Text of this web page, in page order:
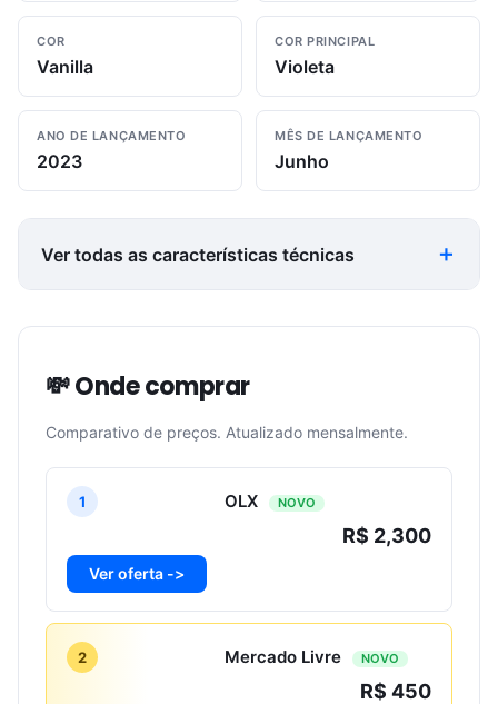
COR
Vanilla
COR PRINCIPAL
Violeta
ANO DE LANÇAMENTO
2023
MÊS DE LANÇAMENTO
Junho
Ver todas as características técnicas
💸 Onde comprar
Comparativo de preços. Atualizado mensalmente.
1 OLX NOVO
R$ 2,300
Ver oferta ->
2 Mercado Livre NOVO
R$ 450